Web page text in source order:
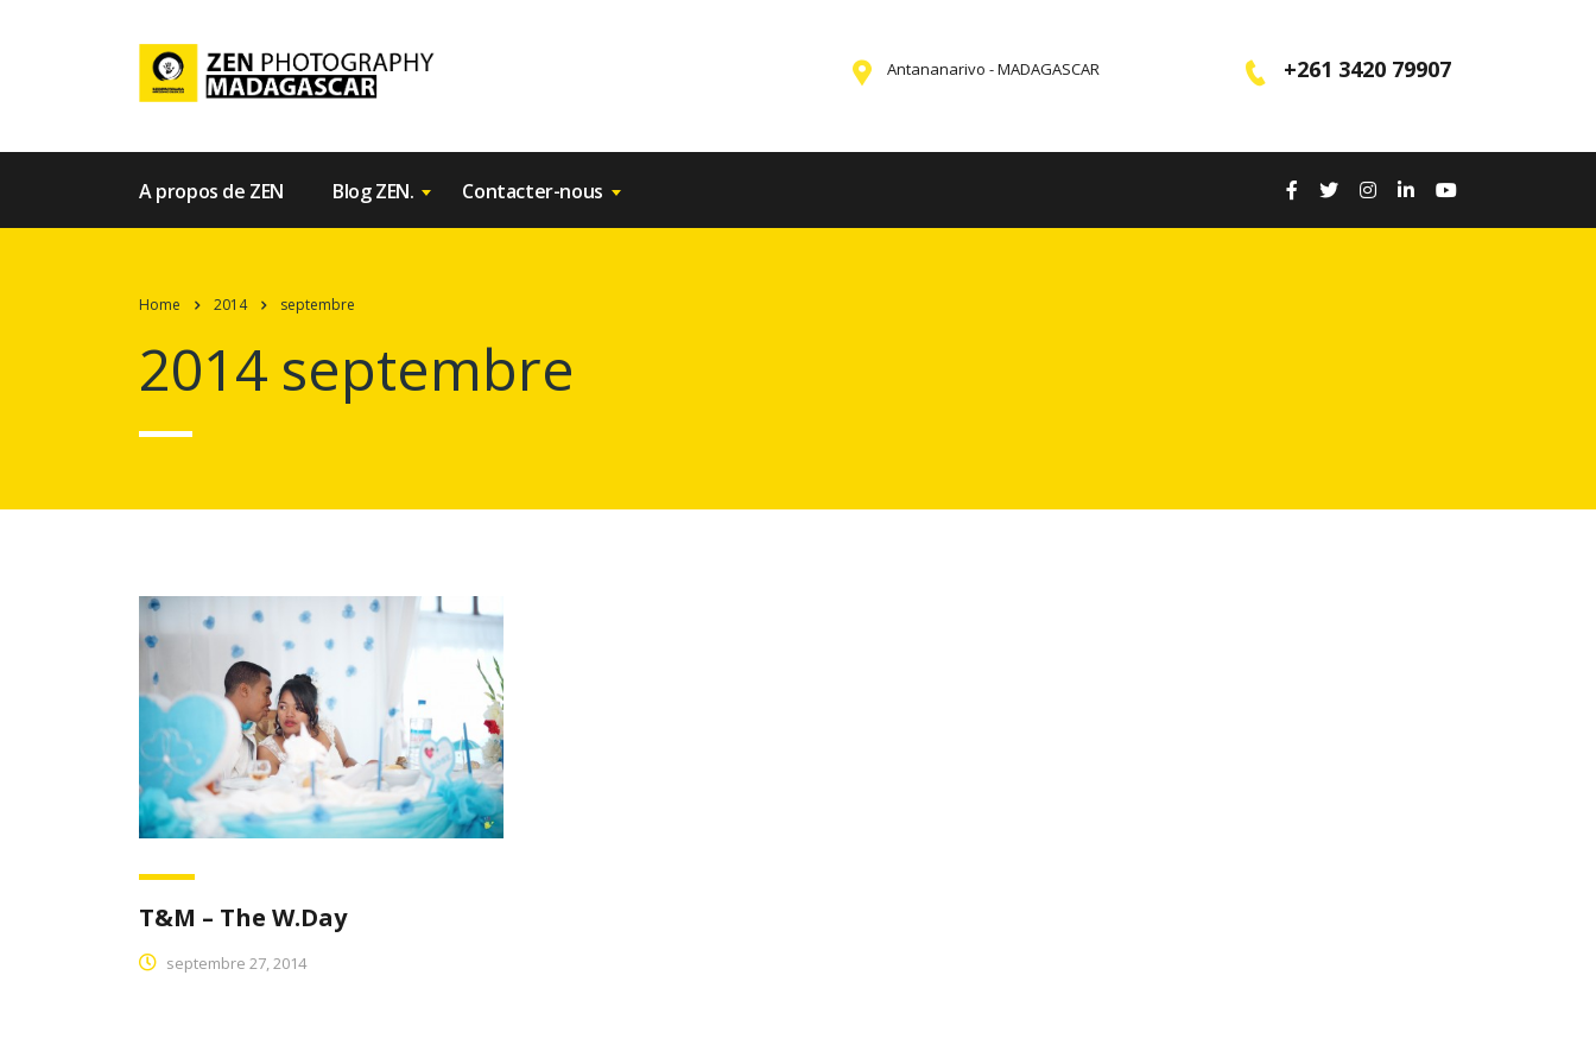
+261 3420 79907
Antananarivo - MADAGASCAR
A propos de ZEN Blog ZEN. Contacter-nous
Home 2014 septembre
2014 septembre
T&M – The W.Day
septembre 27, 2014